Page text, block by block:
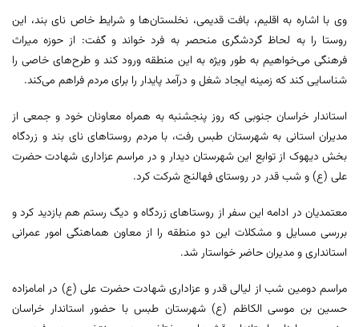
وی با اشاره به اقلیم، بافت قدیمی، نخلستان‌ها و شرایط خاص نای بند، این
روستا را به لحاظ گردشگری منحصر به فرد خواند و گفت: از حوزه میراث
فرهنگی می‌خواهیم به طور ویژه به این منطقه ورود کند و طرح‌های خاصی را
شناسایی کند که زمینه ایجاد شغل و درآمد پایدار را برای مردم فراهم می‌کند.
استاندار خراسان جنوبی که روز پنجشنبه به همراه معاونان خود و جمعی از
مدیران استانی به شهرستان طبس رفت، با مردم روستاهای نای بند و زردگاه
بخش دیهوک از توابع این شهرستان دیدار و در مراسم عزاداری شهادت حضرت
علی (ع) و شب قدر در روستای فهالنج شرکت کرد.
معتمدیان در ادامه این سفر از روستاهای زردگاه و دیگ رستم هم بازدید کرد و
بررسی مسایل و مشکلات این دو منطقه را از معاون هماهنگی امور عمرانی
استانداری و مدیران حاضر خواستار شد.
مراسم دومین شب از لیالی قدر و عزاداری شهادت حضرت علی (ع) در امامزاده
حسین بن موسی الکاظم (ع) شهرستان طبس با حضور استاندار خراسان